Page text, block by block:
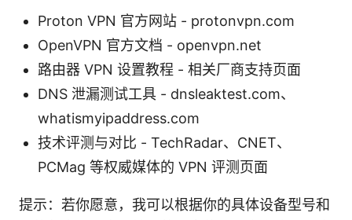
Proton VPN 官方网站 - protonvpn.com
OpenVPN 官方文档 - openvpn.net
路由器 VPN 设置教程 - 相关厂商支持页面
DNS 泄漏测试工具 - dnsleaktest.com、
whatismyipaddress.com
技术评测与对比 - TechRadar、CNET、
PCMag 等权威媒体的 VPN 评测页面
提示：若你愿意，我可以根据你的具体设备型号和